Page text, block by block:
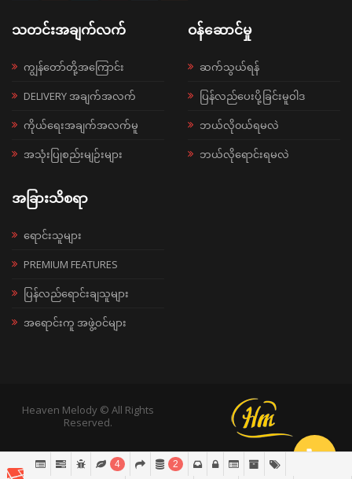
သတင်းအချက်လက်
ကျွန်တော်တို့အကြောင်း
DELIVERY အချက်အလက်
ကိုယ်ရေးအချက်အလက်မူ
အသုံးပြုစည်းမျဉ်းများ
ဝန်ဆောင်မှု
ဆက်သွယ်ရန်
ပြန်လည်ပေးပို့ခြင်းမူဝါဒ
ဘယ်လို၀ယ်ရမလဲ
ဘယ်လိုရောင်းရမလဲ
အခြားသိစရာ
ရောင်းသူများ
PREMIUM FEATURES
ပြန်လည်ရောင်းချသူများ
အရောင်းကူ အဖွဲ့ဝင်များ
Heaven Melody © All Rights
Reserved.
4 2